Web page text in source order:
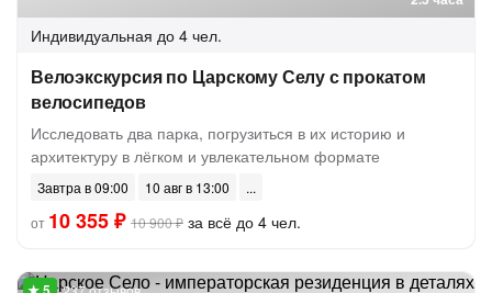
Индивидуальная до 4 чел.
Велоэкскурсия по Царскому Селу с прокатом
велосипедов
Исследовать два парка, погрузиться в их историю и
архитектуру в лёгком и увлекательном формате
Завтра в 09:00
10 авг в 13:00
от 10 355 ₽ 10 900 ₽ за всё до 4 чел.